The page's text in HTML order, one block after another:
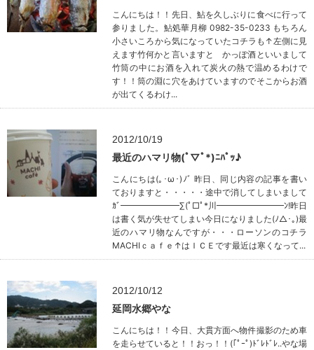
こんにちは！！先日、鮎を久しぶりに食べに行って
参りました。鮎処華月柳 0982-35-0233 もちろん
小さいころから気になっていたコチラも↑左側に見
えます竹何かと言いますと かっぽ酒といいまして
竹筒の中にお酒を入れて炭火の熱で温めるわけで
す！！筒の淵に穴をあけていますのでそこからお酒
が出てくるわけ...
2012/10/19
最近のハマリ物(ﾟ▽ﾟ*)ﾆﾊﾟｯ♪
こんにちは(｡･ω･)ﾉﾞ 昨日、同じ内容の記事を書い
ておりますと・・・・・途中で消してしまいまして
ｶﾞ━━━━━━━∑(ﾟ□ﾟ*川━━━━━━━━ﾝ!昨日
は書く気が失せてしまい今日になりました(ﾉ△･｡)最
近のハマリ物なんですが・・・ローソンのコチラ
MACHIｃａｆｅ↑はＩＣＥです最近は寒くなって...
2012/10/12
延岡水郷やな
こんにちは！！今日、大貫方面へ物件撮影のため車
を走らせていると！！おっ！！(｢ﾟｰﾟ)ﾄﾞﾚﾄﾞﾚ..やな場